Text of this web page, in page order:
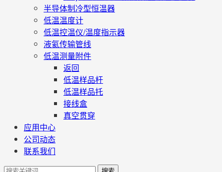
半导体制冷型恒温器
低温温度计
低温控温仪/温度指示器
液氦传输管线
低温测量附件
返回
低温样品杆
低温样品托
接线盒
真空贯穿
应用中心
公司动态
联系我们